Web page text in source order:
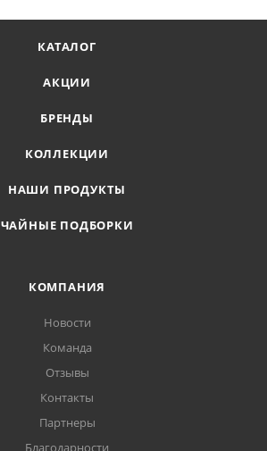
КАТАЛОГ
АКЦИИ
БРЕНДЫ
КОЛЛЕКЦИИ
НАШИ ПРОДУКТЫ
ЧАЙНЫЕ ПОДБОРКИ
КОМПАНИЯ
Новости
Команда
Отзывы
Контакты
Партнеры
Благодарности